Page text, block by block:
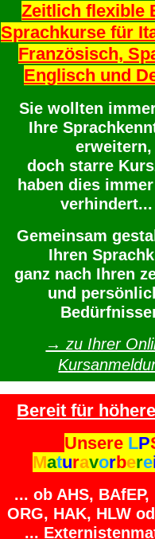
Zeitlich flexible
Sprachkurse für
Französisch,
Englisch und
Sie wollten
Ihre
erweitern,
doch starre
haben dies
Gemeinsam
Ihren
ganz nach Ihren
und
→ zu Ihrer
Bereit für
Unsere LP
Maturavorbere
... ob AHS, BAfEP,
ORG, HAK, HLW
...